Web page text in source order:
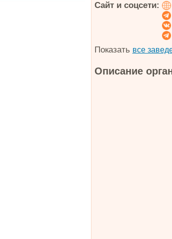
Сайт и соцсети:
Показать все
Описание